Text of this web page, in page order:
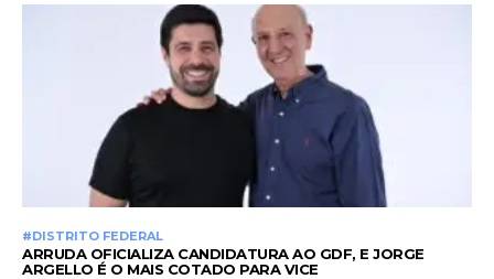
#DISTRITO FEDERAL
ARRUDA OFICIALIZA CANDIDATURA AO GDF, E JORGE
ARGELLO É O MAIS COTADO PARA VICE